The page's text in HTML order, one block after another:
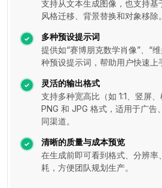
支持从文本生成图像，也支持基
风格迁移、背景替换和对象移除。
多种预设提示词
提供如“赛博朋克数学肖像”、“
种预设提示词，帮助用户快速上
灵活的输出格式
支持多种宽高比（如 1:1、竖屏
PNG 和 JPG 格式，适用于广告
同渠道。
清晰的质量与成本预览
在生成前即可看到格式、分辨率
耗，方便团队规划生产。